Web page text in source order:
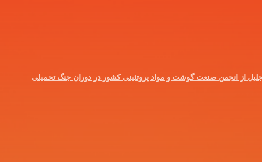
تجلیل از انجمن صنعت گوشت و مواد پروتئینی کشور در دوران جنگ تحمیلی